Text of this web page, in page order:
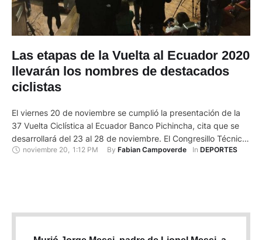
Las etapas de la Vuelta al Ecuador 2020
llevarán los nombres de destacados
ciclistas
El viernes 20 de noviembre se cumplió la presentación de la
37 Vuelta Ciclística al Ecuador Banco Pichincha, cita que se
desarrollará del 23 al 28 de noviembre. El Congresillo Técnico
se cumplirá este domingo. La rueda de prensa virtual contó
noviembre 20 1:12 PM By Fabian Campoverde In DEPORTES